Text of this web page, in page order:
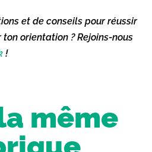
et de conseils pour réussir
orientation ? Rejoins-nous
!
même